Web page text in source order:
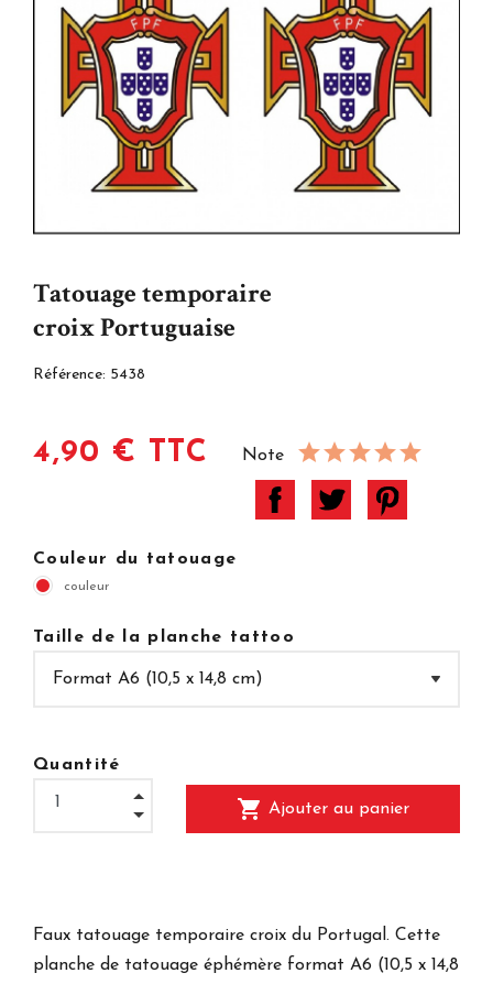
Tatouage temporaire
croix Portuguaise
Référence: 5438
4,90 € TTC Note
Couleur du tatouage
couleur
Taille de la planche tattoo
Quantité
shopping_cart Ajouter au panier
Faux tatouage temporaire croix du Portugal. Cette
planche de tatouage éphémère format A6 (10,5 x 14,8